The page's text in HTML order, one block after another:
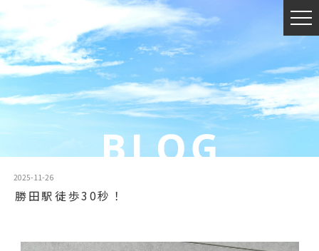
2025-11-26
⁡勝田駅徒歩30秒！